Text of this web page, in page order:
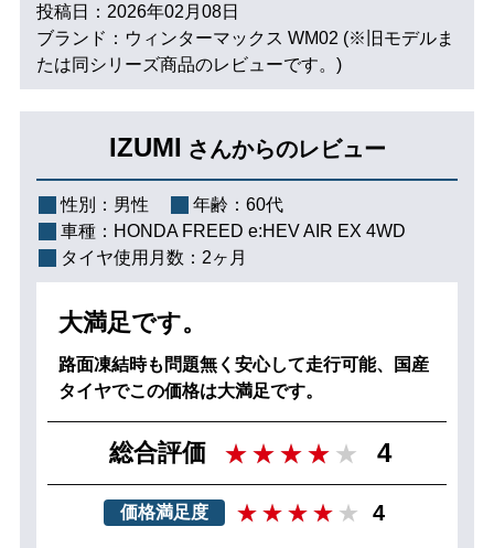
投稿日：2026年02月08日
ブランド：ウィンターマックス WM02 (※旧モデルま
たは同シリーズ商品のレビューです。)
IZUMI さんからのレビュー
性別： 男性 年齢： 60代
車種： HONDA FREED e:HEV AIR EX 4WD
タイヤ使用月数： 2ヶ月
大満足です。
路面凍結時も問題無く安心して走行可能、国産
タイヤでこの価格は大満足です。
総合評価 4
価格満足度 4